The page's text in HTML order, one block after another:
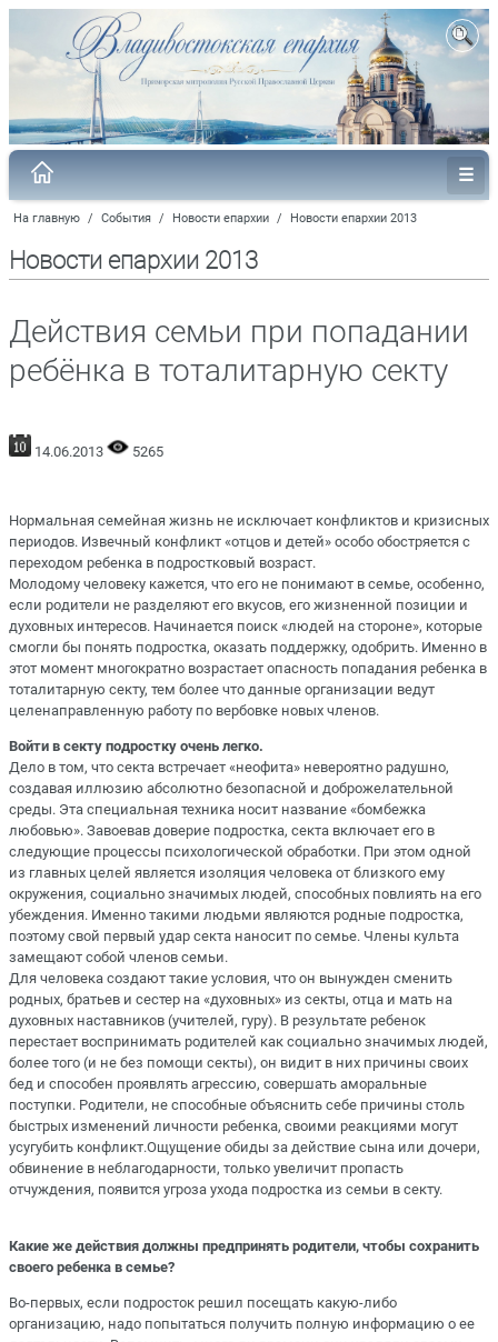
На главную / События / Новости епархии / Новости епархии 2013
Новости епархии 2013
Действия семьи при попадании
ребёнка в тоталитарную секту
14.06.2013 5265
Нормальная семейная жизнь не исключает конфликтов и кризисных
периодов. Извечный конфликт «отцов и детей» особо обостряется с
переходом ребенка в подростковый возраст.
Молодому человеку кажется, что его не понимают в семье, особенно,
если родители не разделяют его вкусов, его жизненной позиции и
духовных интересов. Начинается поиск «людей на стороне», которые
смогли бы понять подростка, оказать поддержку, одобрить. Именно в
этот момент многократно возрастает опасность попадания ребенка в
тоталитарную секту, тем более что данные организации ведут
целенаправленную работу по вербовке новых членов.
Войти в секту подростку очень легко.
Дело в том, что секта встречает «неофита» невероятно радушно,
создавая иллюзию абсолютно безопасной и доброжелательной
среды. Эта специальная техника носит название «бомбежка
любовью». Завоевав доверие подростка, секта включает его в
следующие процессы психологической обработки. При этом одной
из главных целей является изоляция человека от близкого ему
окружения, социально значимых людей, способных повлиять на его
убеждения. Именно такими людьми являются родные подростка,
поэтому свой первый удар секта наносит по семье. Члены культа
замещают собой членов семьи.
Для человека создают такие условия, что он вынужден сменить
родных, братьев и сестер на «духовных» из секты, отца и мать на
духовных наставников (учителей, гуру). В результате ребенок
перестает воспринимать родителей как социально значимых людей,
более того (и не без помощи секты), он видит в них причины своих
бед и способен проявлять агрессию, совершать аморальные
поступки. Родители, не способные объяснить себе причины столь
быстрых изменений личности ребенка, своими реакциями могут
усугубить конфликт.Ощущение обиды за действие сына или дочери,
обвинение в неблагодарности, только увеличит пропасть
отчуждения, появится угроза ухода подростка из семьи в секту.
Какие же действия должны предпринять родители, чтобы сохранить
своего ребенка в семье?
Во-первых, если подросток решил посещать какую-либо
организацию, надо попытаться получить полную информацию о ее